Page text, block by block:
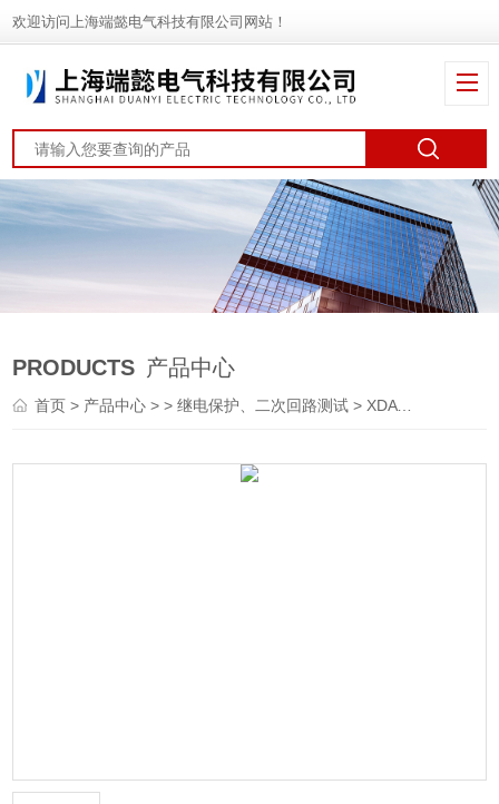
欢迎访问上海端懿电气科技有限公司网站！
PRODUCTS 产品中心
首页> 产品中心 > >继电保护、二次回路测试 > XDATXDAT系列微机继电保护测试仪